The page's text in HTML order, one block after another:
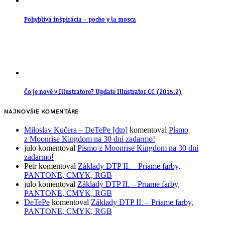
Pohyblivá inšpirácia – pocho y la mosca
Čo je nové v Illustratore? Update Illustrator CC (2015.2)
NAJNOVŠIE KOMENTÁRE
Miloslav Kučera – DeTePe [dtp] komentoval Písmo
z Moonrise Kingdom na 30 dní zadarmo!
julo komentoval Písmo z Moonrise Kingdom na 30 dní
zadarmo!
Petrkomentoval Základy DTP II. – Priame farby,
PANTONE, CMYK, RGB
julo komentoval Základy DTP II. – Priame farby,
PANTONE, CMYK, RGB
DeTePe komentoval Základy DTP II. – Priame farby,
PANTONE, CMYK, RGB